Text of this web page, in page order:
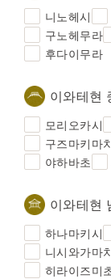
니노헤시
구노헤무라
후다이무라
이와테현
모리오카시
구즈마키마
야하바초
이와테현
하나마키시
니시와가마
히라이즈미